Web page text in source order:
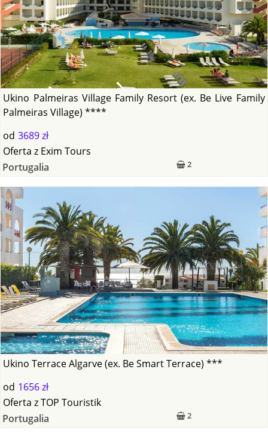
Ukino Palmeiras Village Family Resort (ex. Be Live Family
Palmeiras Village) ****
od 3689 zł
2
Oferta z Exim Tours
Portugalia
Ukino Terrace Algarve (ex. Be Smart Terrace) ***
od 1656 zł
2
Oferta zTOP Touristik
Portugalia